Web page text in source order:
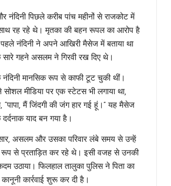
पिछले करीब पांच महीनों से राजकोट में
रह रहे थे। मृतका की बहन रूपल का आरोप है
नंदिनी ने अपने आखिरी मैसेज में बताया था
गहने असलम ने गिरवी रख दिए थे।
नंदिनी मानसिक रूप से काफी टूट चुकी थीं।
मीडिया पर एक स्टेटस भी लगाया था,
“पापा, मैं जिंदगी की जंग हार गई हूं।” यह मैसेज
याद बन गया है।
असलम और उसका परिवार लंबे समय से उन्हें
रूप से प्रताड़ित कर रहे थे। इसी वजह से उनकी
उठाया। फिलहाल तालुका पुलिस ने पिता का
कार्रवाई शुरू कर दी है।